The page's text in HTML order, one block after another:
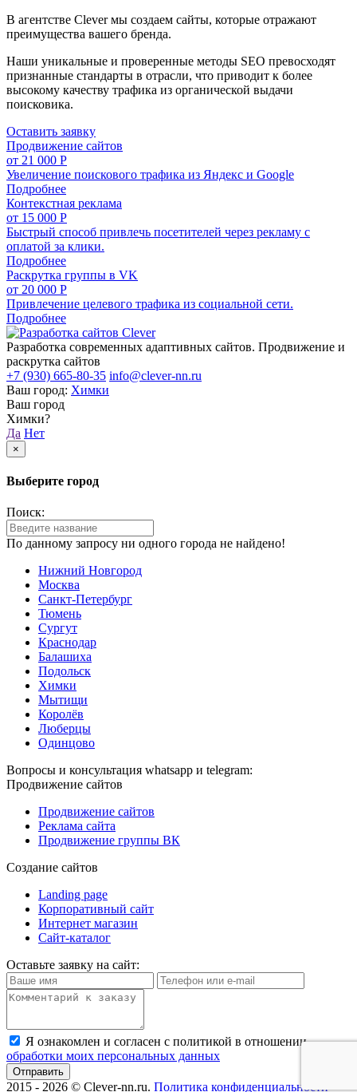
В агентстве Clever мы создаем сайты, которые отражают
преимущества вашего бренда.
Наши уникальные и проверенные методы SEO превосходят
признанные стандарты в отрасли, что приводит к более
высокому качеству трафика из органической выдачи
поисковика.
Оставить заявку
Продвижение сайтов
от 21 000 Р
Увеличение поискового трафика из Яндекс и Google
Подробнее
Контекстная реклама
от 15 000 Р
Быстрый способ привлечь посетителей через рекламу с
оплатой за клики.
Подробнее
Раскрутка группы в VK
от 20 000 Р
Привлечение целевого трафика из социальной сети.
Подробнее
Разработка современных адаптивных сайтов. Продвижение и
раскрутка сайтов
+7 (930) 665-80-35 info@clever-nn.ru
Ваш город: Химки
Ваш город
Химки?
Да Нет
×
Выберите город
Поиск:
По данному запросу ни одного города не найдено!
Нижний Новгород
Москва
Санкт-Петербург
Тюмень
Сургут
Краснодар
Балашиха
Подольск
Химки
Мытищи
Королёв
Люберцы
Одинцово
Вопросы и консультация whatsapp и telegram:
Продвижение сайтов
Продвижение сайтов
Реклама сайта
Продвижение группы ВК
Создание сайтов
Landing page
Корпоративный сайт
Интернет магазин
Сайт-каталог
Оставьте заявку на сайт:
Я ознакомлен и согласен с политикой в отношении
обработки моих персональных данных
2015 - 2026 © Сlever-nn.ru. Политика конфиденциальности